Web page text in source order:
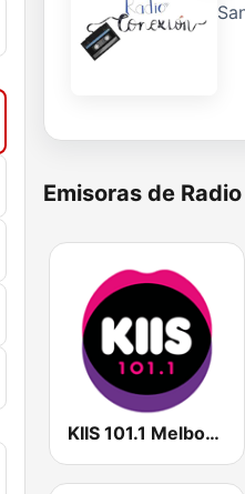
Emisoras de
KIIS 101.1 Melbourne